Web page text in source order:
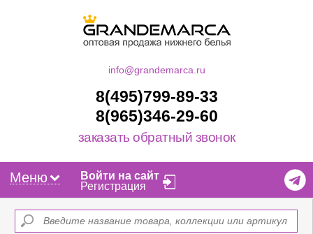
info@grandemarca.ru
8(495)799-89-33
8(965)346-29-60
заказать обратный звонок
Меню
Войти на сайт
Регистрация